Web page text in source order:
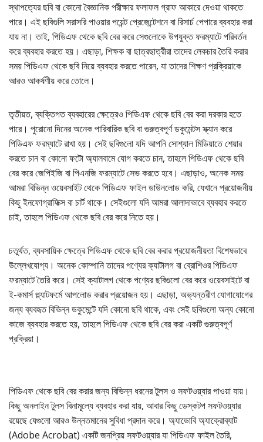
স্থাপত্যের ছবি বা কোনো বৈজ্ঞানিক পরীক্ষার ফলাফল গ্রাফ আকারে দেওয়া থাকতে
পারে। এই ছবিগুলি সরাসরি পাওয়ার পয়েন্ট প্রেজেন্টেশনে বা রিসার্চ পেপারে ব্যবহার করা
যায় না। তাই, পিডিএফ থেকে ছবি বের করে সেগুলোকে উপযুক্ত ফরম্যাটে পরিবর্তন
করে ব্যবহার করতে হয়। এছাড়া, শিক্ষক বা ছাত্রছাত্রীরা তাদের লেকচার তৈরি করার
সময় পিডিএফ থেকে ছবি নিয়ে ব্যবহার করতে পারেন, যা তাদের শিক্ষণ প্রক্রিয়াকে
আরও আকর্ষণীয় করে তোলে।
তৃতীয়ত, ব্যক্তিগত ব্যবহারের ক্ষেত্রেও পিডিএফ থেকে ছবি বের করা দরকার হতে
পারে। পুরোনো দিনের অনেক পারিবারিক ছবি বা গুরুত্বপূর্ণ ডকুমেন্টস স্ক্যান করে
পিডিএফ ফরম্যাটে রাখা হয়। সেই ছবিগুলো যদি আপনি সোশ্যাল মিডিয়াতে শেয়ার
করতে চান বা কোনো ফটো অ্যালবামে যোগ করতে চান, তাহলে পিডিএফ থেকে ছবি
বের করে জেপিইজি বা পিএনজি ফরম্যাটে সেভ করতে হবে। এছাড়াও, অনেক সময়
আমরা বিভিন্ন ওয়েবসাইট থেকে পিডিএফ ফাইল ডাউনলোড করি, যেখানে প্রয়োজনীয়
কিছু ইনফোগ্রাফিক্স বা চার্ট থাকে। সেইগুলো যদি আমরা আলাদাভাবে ব্যবহার করতে
চাই, তাহলে পিডিএফ থেকে ছবি বের করে নিতে হয়।
চতুর্থত, ব্যবসায়িক ক্ষেত্রে পিডিএফ থেকে ছবি বের করার প্রয়োজনীয়তা বিশেষভাবে
উল্লেখযোগ্য। অনেক কোম্পানি তাদের পণ্যের ক্যাটালগ বা ব্রোশিওর পিডিএফ
ফরম্যাটে তৈরি করে। সেই ক্যাটালগ থেকে পণ্যের ছবিগুলো বের করে ওয়েবসাইটে বা
ই-কমার্স প্ল্যাটফর্মে আপলোড করার প্রয়োজন হয়। এছাড়া, অভ্যন্তরীণ যোগাযোগের
জন্য ব্যবহৃত বিভিন্ন ডকুমেন্টে যদি কোনো ছবি থাকে, এবং সেই ছবিগুলো অন্য কোনো
কাজে ব্যবহার করতে হয়, তাহলে পিডিএফ থেকে ছবি বের করা একটি গুরুত্বপূর্ণ
প্রক্রিয়া।
পিডিএফ থেকে ছবি বের করার জন্য বিভিন্ন ধরনের টুলস ও সফটওয়্যার পাওয়া যায়।
কিছু অনলাইন টুলস বিনামূল্যে ব্যবহার করা যায়, আবার কিছু ডেস্কটপ সফটওয়্যার
রয়েছে যেগুলো আরও উন্নতমানের সুবিধা প্রদান করে। অ্যাডোবি অ্যাক্রোব্যাট
(Adobe Acrobat) একটি জনপ্রিয় সফটওয়্যার যা পিডিএফ ফাইল তৈরি,